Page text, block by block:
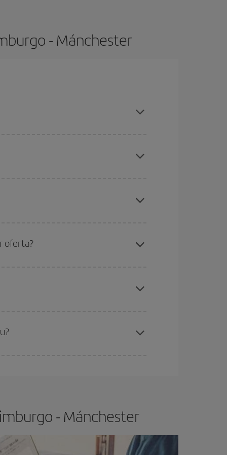
- Mánchester
als dies propers
que alguns
el vol, millors preus podràs trobar.
oferta?
- Mánchester